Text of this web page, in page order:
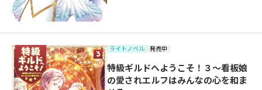
ライトノベル 発売中
特級ギルドへようこそ！３～看板娘
の愛されエルフはみんなの心を和ま